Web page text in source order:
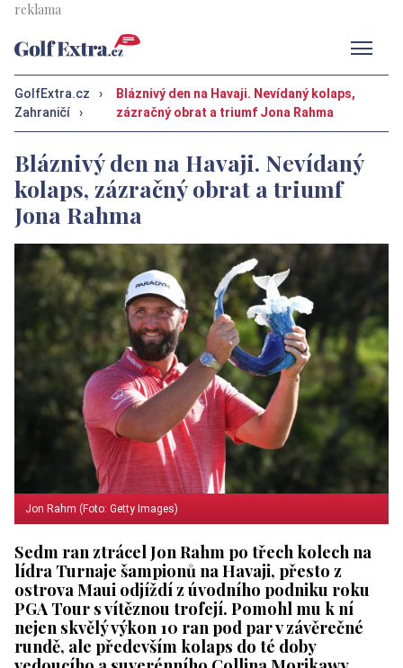
GolfExtra.cz
›
Zahraničí
›
Bláznivý den na Havaji. Nevídaný kolaps,
zázračný obrat a triumf Jona Rahma
Bláznivý den na Havaji. Nevídaný
kolaps, zázračný obrat a triumf
Jona Rahma
Jon Rahm (Foto: Getty Images)
Sedm ran ztrácel Jon Rahm po třech kolech na
lídra Turnaje šampionů na Havaji, přesto z
ostrova Maui odjíždí z úvodního podniku roku
PGA Tour s vítěznou trofejí. Pomohl mu k ní
nejen skvělý výkon 10 ran pod par v závěrečné
rundě, ale především kolaps do té doby